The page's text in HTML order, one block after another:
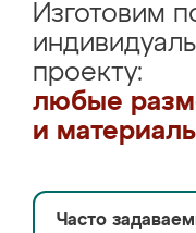
Изготовим
проекту:
любые
и
Часто